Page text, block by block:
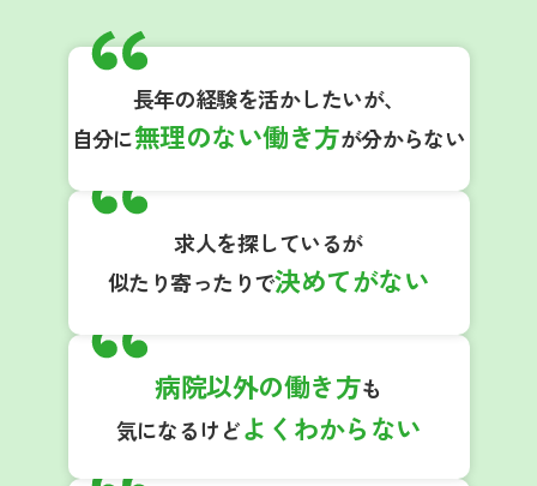
病院以外の働き方も
気になるけどよくわからない
求人を探しているが
似たり寄ったりで決めてがない
長年の経験を活かしたいが、
自分に無理のない働き方が分からない